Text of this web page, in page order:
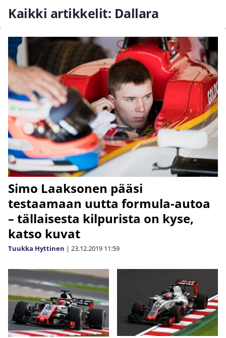
Kaikki artikkelit: Dallara
Simo Laaksonen pääsi
testaamaan uutta formula-autoa
– tällaisesta kilpurista on kyse,
katso kuvat
Tuukka Hyttinen | 23.12.2019 11:59